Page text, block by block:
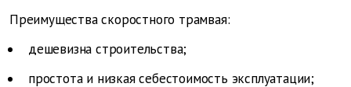
Преимущества скоростного трамвая:
дешевизна строительства;
простота и низкая себестоимость эксплуатации;